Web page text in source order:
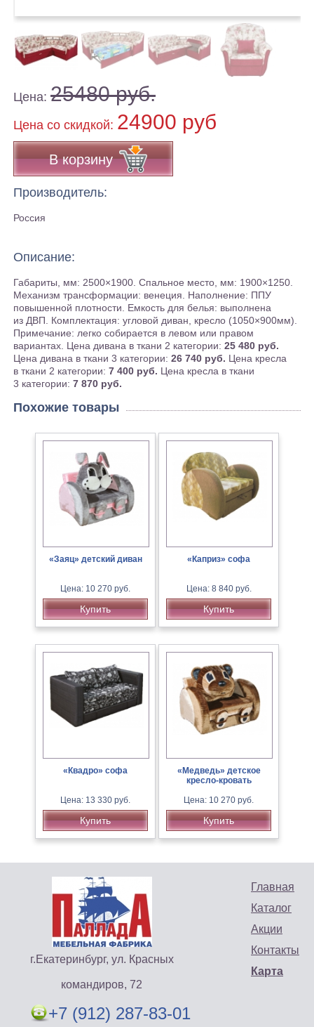
Цена: 25480 руб.
Цена co скидкой: 24900 руб
В корзину
Производитель:
Россия
Описание:
Габариты, мм: 2500×1900. Спальное место, мм: 1900×1250.
Механизм трансформации: венеция. Наполнение: ППУ
повышенной плотности. Емкость для белья: выполнена
из ДВП. Комплектация: угловой диван, кресло (1050×900мм).
Примечание: легко собирается в левом или правом
вариантах. Цена дивана в ткани 2 категории: 25 480 руб.
Цена дивана в ткани 3 категории: 26 740 руб. Цена кресла
в ткани 2 категории: 7 400 руб. Цена кресла в ткани
3 категории: 7 870 руб.
Похожие товары
«Заяц» детский диван
Цена: 10 270 руб.
Купить
«Каприз» софа
Цена: 8 840 руб.
Купить
«Квадро» софа
Цена: 13 330 руб.
Купить
«Медведь» детское
кресло-кровать
Цена: 10 270 руб.
Купить
Главная
Каталог
Акции
Контакты
Карта
г.Екатеринбург, ул. Красных
командиров, 72
+7 (912) 287-83-01